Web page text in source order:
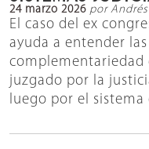
24 marzo 2026 por
El caso del ex
ayuda a entender
complementariedad
juzgado por la
luego por el